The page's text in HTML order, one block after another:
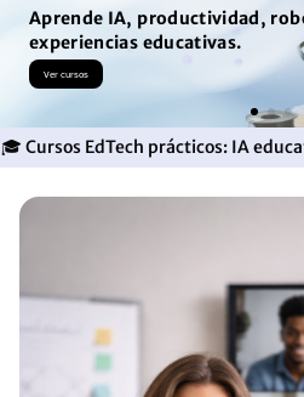
Aprende IA, productividad,
experiencias educativas.
Ver cursos
🎓 Cursos EdTech prácticos: IA